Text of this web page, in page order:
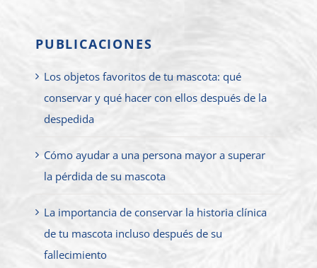
PUBLICACIONES
Los objetos favoritos de tu mascota: qué
conservar y qué hacer con ellos después de la
despedida
Cómo ayudar a una persona mayor a superar
la pérdida de su mascota
La importancia de conservar la historia clínica
de tu mascota incluso después de su
fallecimiento